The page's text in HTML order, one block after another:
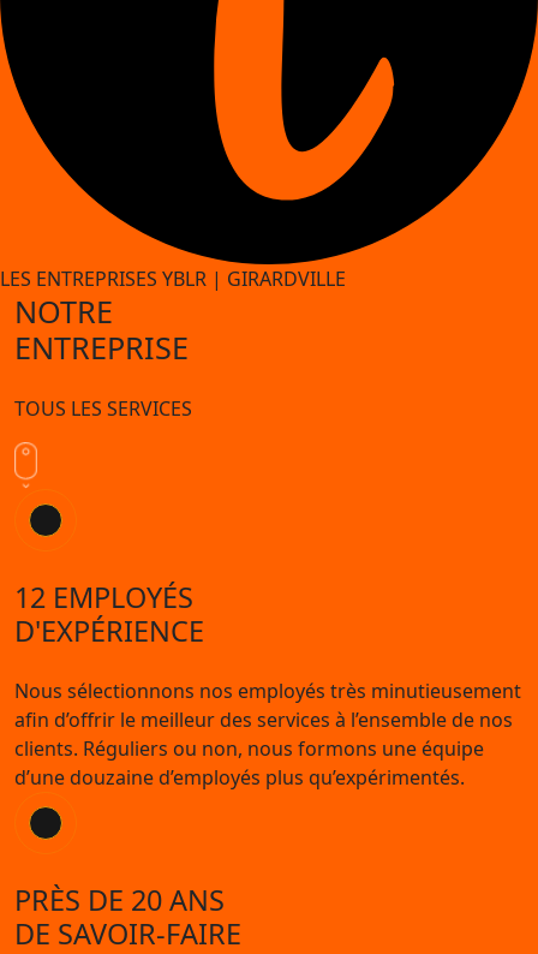
LES ENTREPRISES YBLR | GIRARDVILLE
NOTRE
ENTREPRISE
TOUS LES SERVICES
12 EMPLOYÉS
D'EXPÉRIENCE
Nous sélectionnons nos employés très minutieusement
afin d’offrir le meilleur des services à l’ensemble de nos
clients. Réguliers ou non, nous formons une équipe
d’une douzaine d’employés plus qu’expérimentés.
PRÈS DE 20 ANS
DE SAVOIR-FAIRE